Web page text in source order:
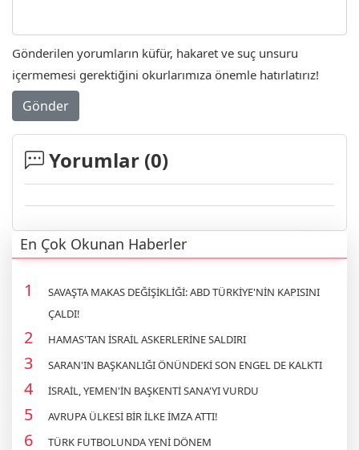
Gönderilen yorumların küfür, hakaret ve suç unsuru
içermemesi gerektiğini okurlarımıza önemle hatırlatırız!
Gönder
Yorumlar (0)
En Çok Okunan Haberler
SAVAŞTA MAKAS DEĞİŞİKLİĞİ: ABD TÜRKİYE'NİN KAPISINI
ÇALDI!
HAMAS'TAN İSRAİL ASKERLERİNE SALDIRI
SARAN'IN BAŞKANLIĞI ÖNÜNDEKİ SON ENGEL DE KALKTI
İSRAİL, YEMEN'İN BAŞKENTİ SANA'YI VURDU
AVRUPA ÜLKESİ BİR İLKE İMZA ATTI!
TÜRK FUTBOLUNDA YENİ DÖNEM